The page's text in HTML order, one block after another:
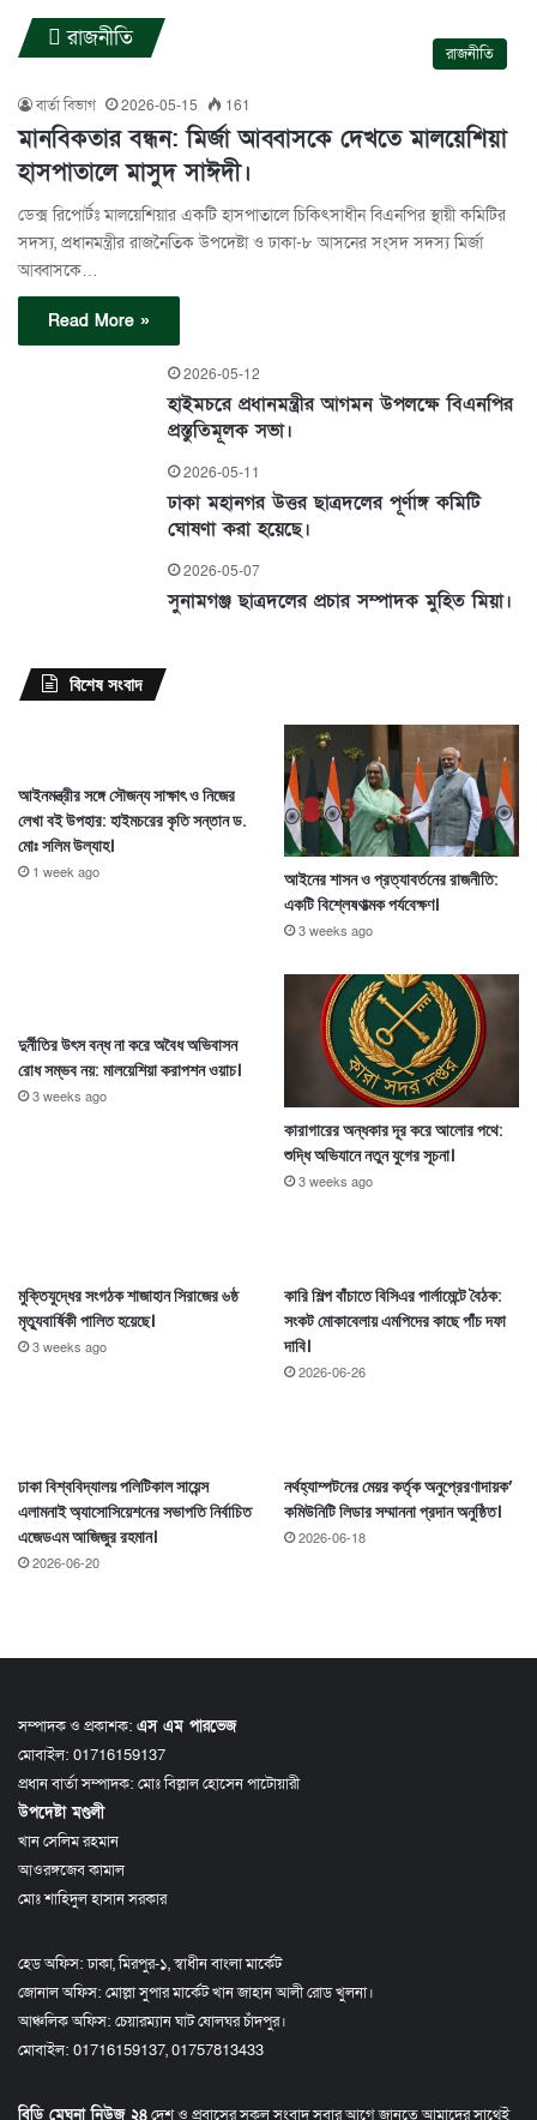
রাজনীতি
রাজনীতি
বার্তা বিভাগ 2026-05-15 161
মানবিকতার বন্ধন: মির্জা আব্বাসকে দেখতে মালয়েশিয়া
হাসপাতালে মাসুদ সাঈদী।
ডেক্স রিপোর্টঃ মালয়েশিয়ার একটি হাসপাতালে চিকিৎসাধীন বিএনপির স্থায়ী কমিটির
সদস্য, প্রধানমন্ত্রীর রাজনৈতিক উপদেষ্টা ও ঢাকা-৮ আসনের সংসদ সদস্য মির্জা
আব্বাসকে…
Read More »
2026-05-12
হাইমচরে প্রধানমন্ত্রীর আগমন উপলক্ষে বিএনপির
প্রস্তুতিমূলক সভা।
2026-05-11
ঢাকা মহানগর উত্তর ছাত্রদলের পূর্ণাঙ্গ কমিটি
ঘোষণা করা হয়েছে।
2026-05-07
সুনামগঞ্জ ছাত্রদলের প্রচার সম্পাদক মুহিত মিয়া।
বিশেষ সংবাদ
আইনমন্ত্রীর সঙ্গে সৌজন্য সাক্ষাৎ ও নিজের
লেখা বই উপহার: হাইমচরের কৃতি সন্তান ড.
মোঃ সলিম উল্যাহ।
1 week ago
আইনের শাসন ও প্রত্যাবর্তনের রাজনীতি:
একটি বিশ্লেষণাত্মক পর্যবেক্ষণ।
3 weeks ago
দুর্নীতির উৎস বন্ধ না করে অবৈধ অভিবাসন
রোধ সম্ভব নয়: মালয়েশিয়া করাপশন ওয়াচ।
3 weeks ago
কারাগারের অন্ধকার দূর করে আলোর পথে:
শুদ্ধি অভিযানে নতুন যুগের সূচনা।
3 weeks ago
মুক্তিযুদ্ধের সংগঠক শাজাহান সিরাজের ৬ষ্ঠ
মৃত্যুবার্ষিকী পালিত হয়েছে।
3 weeks ago
কারি শিল্প বাঁচাতে বিসিএর পার্লামেন্টে বৈঠক:
সংকট মোকাবেলায় এমপিদের কাছে পাঁচ দফা
দাবি।
2026-06-26
ঢাকা বিশ্ববিদ্যালয় পলিটিকাল সায়েন্স
এলামনাই অ্যাসোসিয়েশনের সভাপতি নির্বাচিত
এজেডএম আজিজুর রহমান।
2026-06-20
নর্থহ্যাম্পটনের মেয়র কর্তৃক অনুপ্রেরণাদায়ক’
কমিউনিটি লিডার সম্মাননা প্রদান অনুষ্ঠিত।
2026-06-18
সম্পাদক ও প্রকাশক: এস এম পারভেজ
মোবাইল: 01716159137
প্রধান বার্তা সম্পাদক: মোঃ বিল্লাল হোসেন পাটোয়ারী
উপদেষ্টা মণ্ডলী
খান সেলিম রহমান
আওরঙ্গজেব কামাল
মোঃ শাহিদুল হাসান সরকার
হেড অফিস: ঢাকা, মিরপুর-১, স্বাধীন বাংলা মার্কেট
জোনাল অফিস: মোল্লা সুপার মার্কেট খান জাহান আলী রোড খুলনা।
আঞ্চলিক অফিস: চেয়ারম্যান ঘাট ষোলঘর চাঁদপুর।
মোবাইল: 01716159137, 01757813433
বিডি মেঘনা নিউজ ২৪দেশ ও প্রবাসের সকল সংবাদ সবার আগে জানতে আমাদের সাথেই